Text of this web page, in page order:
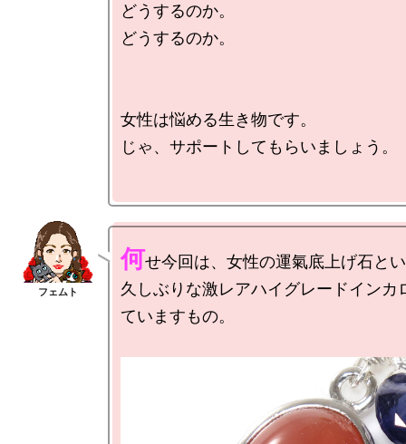
どうするのか。
どうするのか。
女性は悩める生き物です。
じゃ、サポートしてもらいましょう。
何せ今回は、女性の運氣底上げ石と
久しぶりな激レアハイグレードインカ
ていますもの。